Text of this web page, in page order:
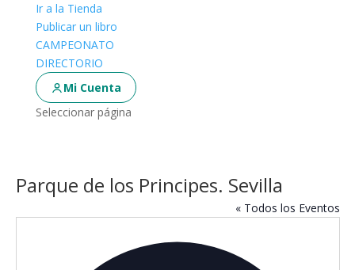
Ir a la Tienda
Publicar un libro
CAMPEONATO
DIRECTORIO
Mi Cuenta
Seleccionar página
Parque de los Principes. Sevilla
« Todos los Eventos